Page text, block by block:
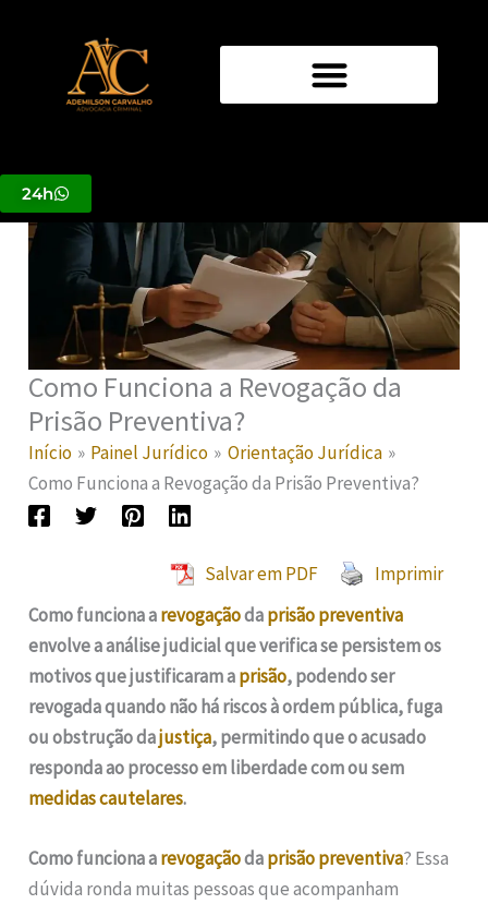
conteúdo
24h
Como Funciona a Revogação da
Prisão Preventiva?
Início Painel Jurídico
Orientação Jurídica
Como Funciona a Revogação da Prisão Preventiva?
Salvar em PDF
Imprimir
Como funciona arevogaçãodaprisão preventiva
envolve a análise judicial que verifica se persistem os
motivos que justificaram aprisão, podendo ser
revogada quando não há riscos à ordem pública, fuga
ou obstrução dajustiça, permitindo que o acusado
responda ao processo em liberdade com ou sem
medidas cautelares.
Como funciona arevogaçãodaprisão preventiva? Essa
dúvida ronda muitas pessoas que acompanham